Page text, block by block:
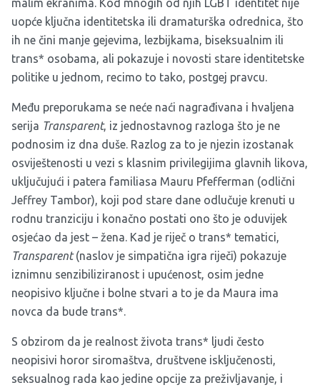
malim ekranima. Kod mnogih od njih LGBT identitet nije
uopće ključna identitetska ili dramaturška odrednica, što
ih ne čini manje gejevima, lezbijkama, biseksualnim ili
trans* osobama, ali pokazuje i novosti stare identitetske
politike u jednom, recimo to tako, postgej pravcu.
Među preporukama se neće naći nagrađivana i hvaljena
serija Transparent, iz jednostavnog razloga što je ne
podnosim iz dna duše. Razlog za to je njezin izostanak
osviještenosti u vezi s klasnim privilegijima glavnih likova,
uključujući i patera familiasa Mauru Pfefferman (odlični
Jeffrey Tambor), koji pod stare dane odlučuje krenuti u
rodnu tranziciju i konačno postati ono što je oduvijek
osjećao da jest – žena. Kad je riječ o trans* tematici,
Transparent(naslov je simpatična igra riječi) pokazuje
iznimnu senzibiliziranost i upućenost, osim jedne
neopisivo ključne i bolne stvari a to je da Maura ima
novca da bude trans*.
S obzirom da je realnost života trans* ljudi često
neopisivi horor siromaštva, društvene isključenosti,
seksualnog rada kao jedine opcije za preživljavanje, i